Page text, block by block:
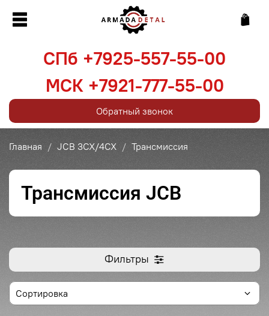
Главная JCB 3CX/4CX Трансмиссия
Трансмиссия JCB
Фильтры
СПб +7925-557-55-00
МСК +7921-777-55-00
Обратный звонок